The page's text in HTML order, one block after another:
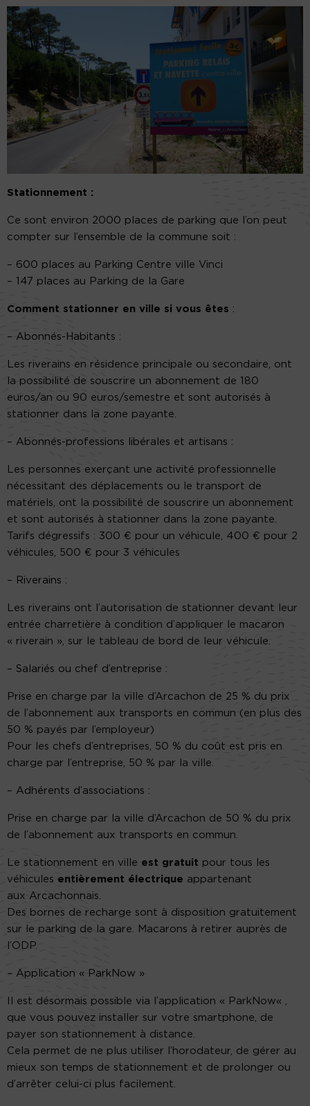
Stationnement :
Ce sont environ 2000 places de parking que l’on peut
compter sur l’ensemble de la commune soit :
– 600 places au Parking Centre ville Vinci
– 147 places au Parking de la Gare
Comment stationner en ville si vous êtes :
– Abonnés-Habitants :
Les riverains en résidence principale ou secondaire, ont
la possibilité de souscrire un abonnement de 180
euros/an ou 90 euros/semestre et sont autorisés à
stationner dans la zone payante.
– Abonnés-professions libérales et artisans :
Les personnes exerçant une activité professionnelle
nécessitant des déplacements ou le transport de
matériels, ont la possibilité de souscrire un abonnement
et sont autorisés à stationner dans la zone payante.
Tarifs dégressifs : 300 € pour un véhicule, 400 € pour 2
véhicules, 500 € pour 3 véhicules
– Riverains :
Les riverains ont l’autorisation de stationner devant leur
entrée charretière à condition d’appliquer le macaron
« riverain », sur le tableau de bord de leur véhicule.
– Salariés ou chef d’entreprise :
Prise en charge par la ville d’Arcachon de 25 % du prix
de l’abonnement aux transports en commun (en plus des
50 % payés par l’employeur)
Pour les chefs d’entreprises, 50 % du coût est pris en
charge par l’entreprise, 50 % par la ville.
– Adhérents d’associations :
Prise en charge par la ville d’Arcachon de 50 % du prix
de l’abonnement aux transports en commun.
Le stationnement en ville est gratuit pour tous les
véhicules entièrement électrique appartenant
aux Arcachonnais
Des bornes de recharge sont à disposition gratuitement
sur le parking de la gare.
Macarons à retirer auprès de
l’ODP.
– Application « ParkNow »
Il est désormais possible via l’application « ParkNow« ,
que vous pouvez installer sur votre smartphone, de
payer son stationnement à distance.
Cela permet de ne plus utiliser l’horodateur, de gérer au
mieux son temps de stationnement et de prolonger ou
d’arrêter celui-ci plus facilement.